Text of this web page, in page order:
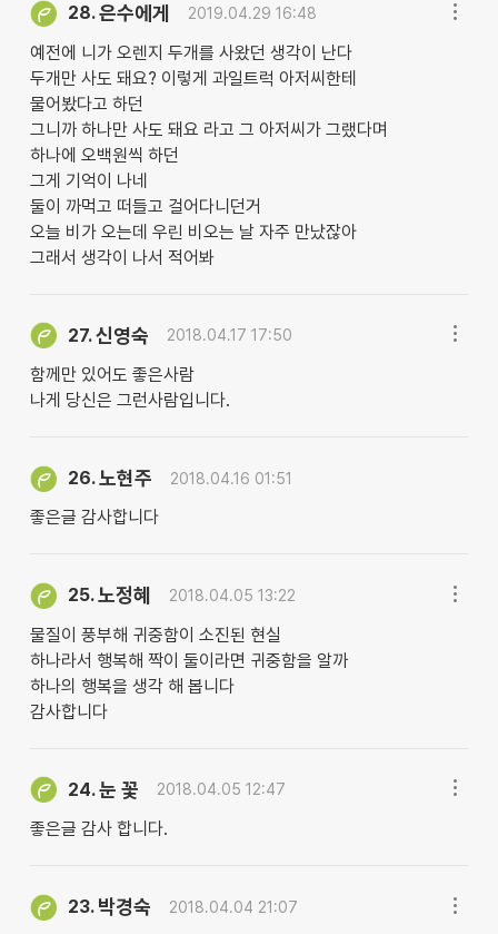
28.은수에게 2019.04.29 16:48
예전에 니가 오렌지 두개를 사왔던 생각이 난다
두개만 사도 돼요? 이렇게 과일트럭 아저씨한테
물어봤다고 하던
그니까 하나만 사도 돼요 라고 그 아저씨가 그랬다며
하나에 오백원씩 하던
그게 기억이 나네
둘이 까먹고 떠들고 걸어다니던거
오늘 비가 오는데 우린 비오는 날 자주 만났잖아
그래서 생각이 나서 적어봐
27.신영숙 2018.04.17 17:50
함께만 있어도 좋은사람
나게 당신은 그런사람입니다.
26.노현주 2018.04.16 01:51
좋은글 감사합니다
25.노정혜 2018.04.05 13:22
물질이 풍부해 귀중함이 소진된 현실
하나라서 행복해 짝이 둘이라면 귀중함을 알까
하나의 행복을 생각 해 봅니다
감사합니다
24.눈 꽃 2018.04.05 12:47
좋은글 감사 합니다.
23. 박경숙 2018.04.04 21:07